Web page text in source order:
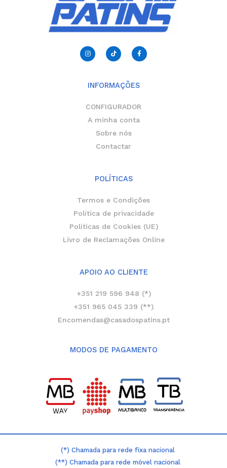
n
s
t
i
k
t
a
c
e
k
INFORMAÇÕES
CONFIGURADOR
A minha conta
Sobre nós
Contactar
POLÍTICAS
Termos e Condições
Política de privacidade
Políticas de Cookies (UE)
Livro de Reclamações Online
APOIO AO CLIENTE
+351 219 596 948 (*)
+351 965 045 339 (**)
Encomendas@casadospatins.pt
MODOS DE PAGAMENTO
(*) Chamada para rede fixa nacional
(**) Chamada para rede móvel nacional